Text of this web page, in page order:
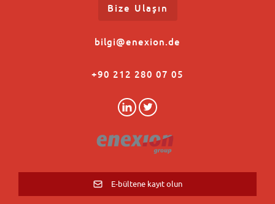
Bize Ulaşın
bilgi@enexion.de
+90 212 280 07 05
E-bültene kayıt olun